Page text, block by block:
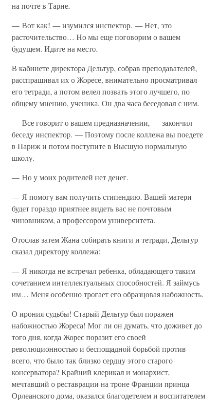
на почте в Тарне.
— Вот как! — изумился инспектор. — Нет, это
расточительство… Но мы еще поговорим о вашем
будущем. Идите на место.
В кабинете директора Дельтур, собрав преподавателей,
расспрашивал их о Жоресе, внимательно просматривал
его тетради, а потом велел позвать этого лучшего, по
общему мнению, ученика. Он два часа беседовал с ним.
— Все говорит о вашем предназначении, — закончил
беседу инспектор. — Поэтому после коллежа вы поедете
в Париж и потом поступите в Высшую нормальную
школу.
— Но у моих родителей нет денег.
— Я помогу вам получить стипендию. Вашей матери
будет гораздо приятнее видеть вас не почтовым
чиновником, а профессором университета.
Отослав затем Жана собирать книги и тетради, Дельтур
сказал директору коллежа:
— Я никогда не встречал ребенка, обладающего таким
сочетанием интеллектуальных способностей. Я займусь
им… Меня особенно трогает его образцовая набожность.
О ирония судьбы! Старый Дельтур был поражен
набожностью Жореса! Мог ли он думать, что доживет до
того дня, когда Жорес поразит его своей
революционностью и беспощадной борьбой против
всего, что было так близко сердцу этого старого
консерватора? Крайний клерикал и монархист,
мечтавший о реставрации на троне Франции принца
Орлеанского дома, оказался благодетелем и воспитателем